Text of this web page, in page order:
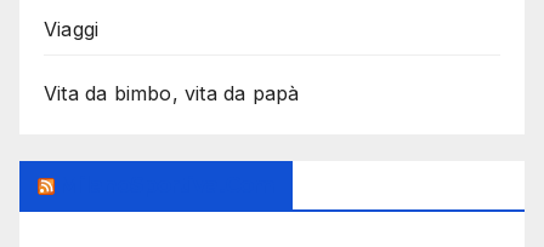
Viaggi
Vita da bimbo, vita da papà